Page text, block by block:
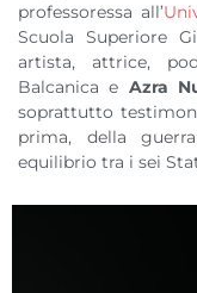
professoressa all’
Scuola Superiore
artista, attrice,
Balcanica e Azra
soprattutto
prima, della
equilibrio tra i sei